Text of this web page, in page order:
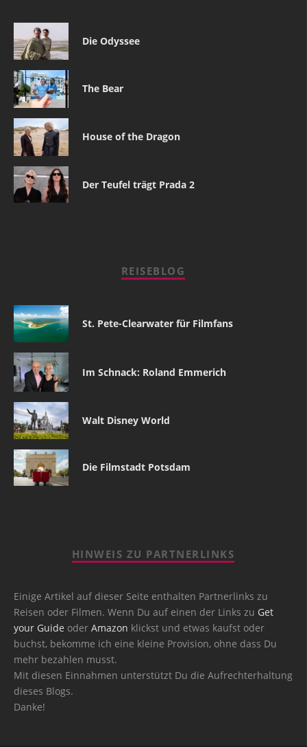
Die Odyssee
The Bear
House of the Dragon
Der Teufel trägt Prada 2
REISEBLOG
St. Pete-Clearwater für Filmfans
Im Schnack: Roland Emmerich
Walt Disney World
Die Filmstadt Potsdam
HINWEIS ZU PARTNERLINKS
Einige Artikel auf dieser Seite enthalten Partnerlinks zu
Reisen oder Filmen. Wenn Du auf einen der Links zu Get
your Guide oder Amazon klickst und etwas kaufst oder
buchst, bekomme ich eine kleine Provision, ohne dass Du
mehr bezahlen musst.
Mit diesen Einnahmen unterstützt Du die Aufrechterhaltung
dieses Blogs.
Danke!